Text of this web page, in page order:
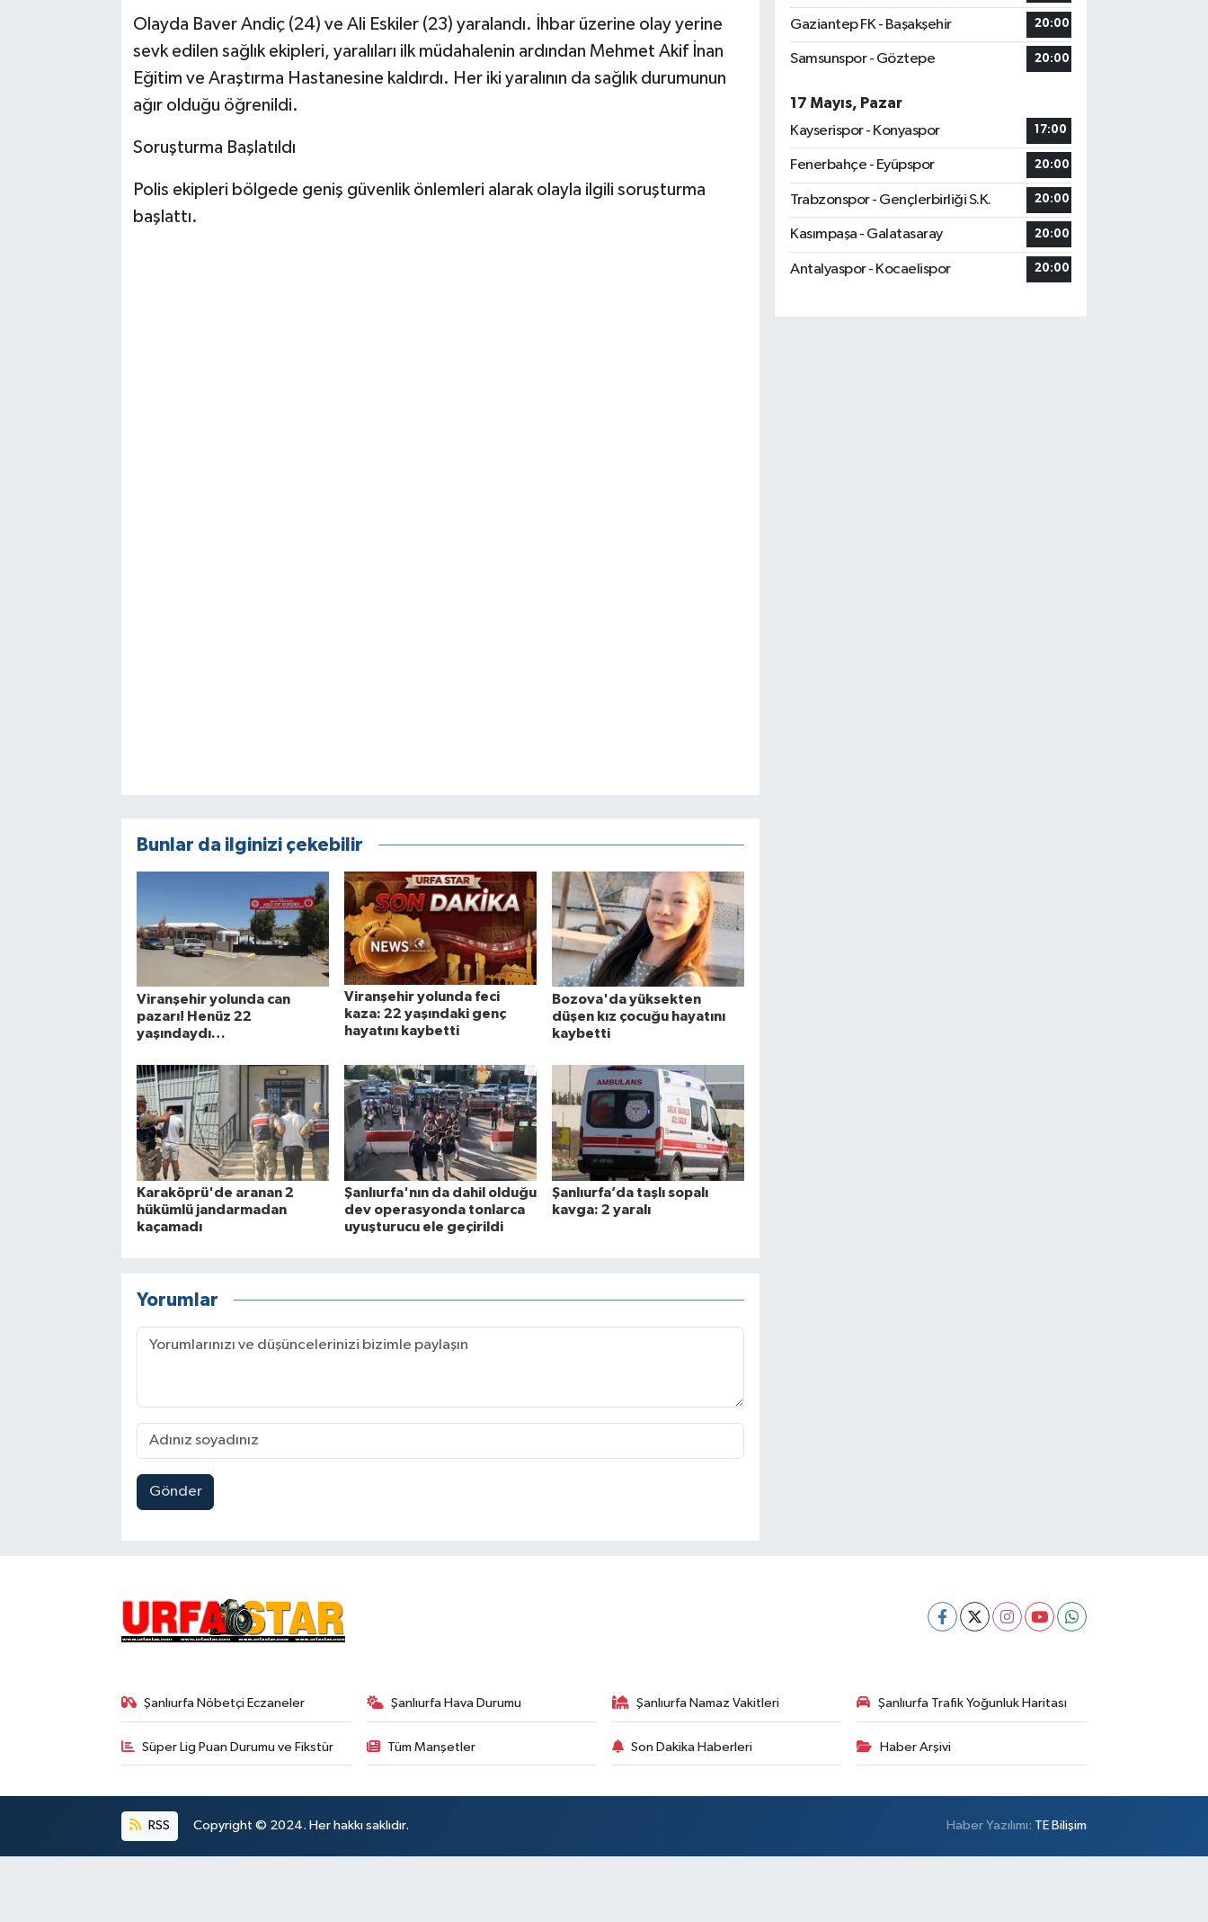
Olayda Baver Andiç (24) ve Ali Eskiler (23) yaralandı. İhbar üzerine olay yerine
sevk edilen sağlık ekipleri, yaralıları ilk müdahalenin ardından Mehmet Akif İnan
Eğitim ve Araştırma Hastanesine kaldırdı. Her iki yaralının da sağlık durumunun
ağır olduğu öğrenildi.
Soruşturma Başlatıldı
Polis ekipleri bölgede geniş güvenlik önlemleri alarak olayla ilgili soruşturma
başlattı.
Bunlar da ilginizi çekebilir
Viranşehir yolunda can
pazarı! Henüz 22
yaşındaydı…
Viranşehir yolunda feci
kaza: 22 yaşındaki genç
hayatını kaybetti
Bozova'da yüksekten
düşen kız çocuğu hayatını
kaybetti
Karaköprü'de aranan 2
hükümlü jandarmadan
kaçamadı
Şanlıurfa'nın da dahil olduğu
dev operasyonda tonlarca
uyuşturucu ele geçirildi
Şanlıurfa’da taşlı sopalı
kavga: 2 yaralı
Yorumlar
Gönder
Gaziantep FK - Başakşehir 20:00
Samsunspor - Göztepe 20:00
17 Mayıs, Pazar
Kayserispor - Konyaspor
17:00
Fenerbahçe - Eyüpspor 20:00
Trabzonspor - Gençlerbirliği S.K. 20:00
Kasımpaşa - Galatasaray 20:00
Antalyaspor - Kocaelispor 20:00
Şanlıurfa Nöbetçi Eczaneler Şanlıurfa Hava Durumu Şanlıurfa Namaz Vakitleri Şanlıurfa Trafik Yoğunluk Haritası
Süper Lig Puan Durumu ve Fikstür Tüm Manşetler Son Dakika Haberleri Haber Arşivi
RSS Copyright © 2024. Her hakkı saklıdır. Haber Yazılımı: TE Bilişim